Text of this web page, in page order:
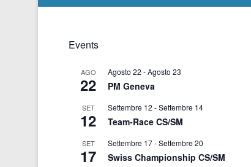
Events
AGO
22
Agosto 22 -Agosto 23
PM Geneva
SET
12
Settembre 12 -Settembre 14
Team-Race CS/SM
SET
17
Settembre 17-Settembre 20
Swiss Championship CS/SM